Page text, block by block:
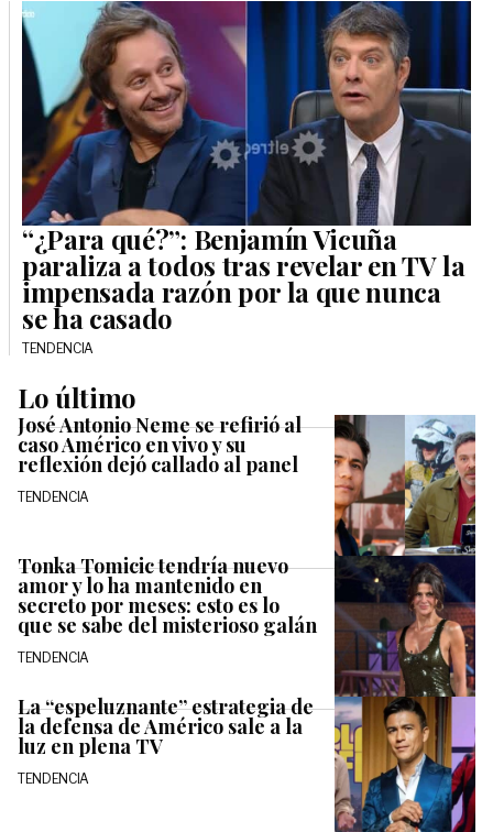
“¿Para qué?”: Benjamín Vicuña
paraliza a todos tras revelar en TV la
impensada razón por la que nunca
se ha casado
TENDENCIA
Lo último
José Antonio Neme se refirió al
caso Américo en vivo y su
reflexión dejó callado al panel
TENDENCIA
Tonka Tomicic tendría nuevo
amor y lo ha mantenido en
secreto por meses: esto es lo
que se sabe del misterioso galán
TENDENCIA
La “espeluznante” estrategia de
la defensa de Américo sale a la
luz en plena TV
TENDENCIA